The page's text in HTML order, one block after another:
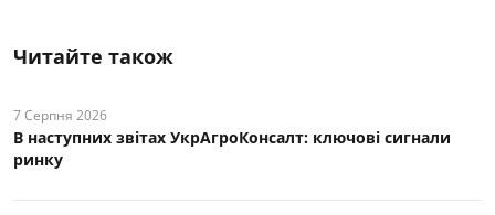
Читайте також
7 Серпня 2026
В наступних звітах УкрАгроКонсалт: ключові cигнали
ринку